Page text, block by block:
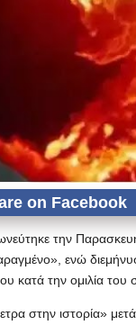
την
ενώ
κατά την ομιλία
στην ιστορία»